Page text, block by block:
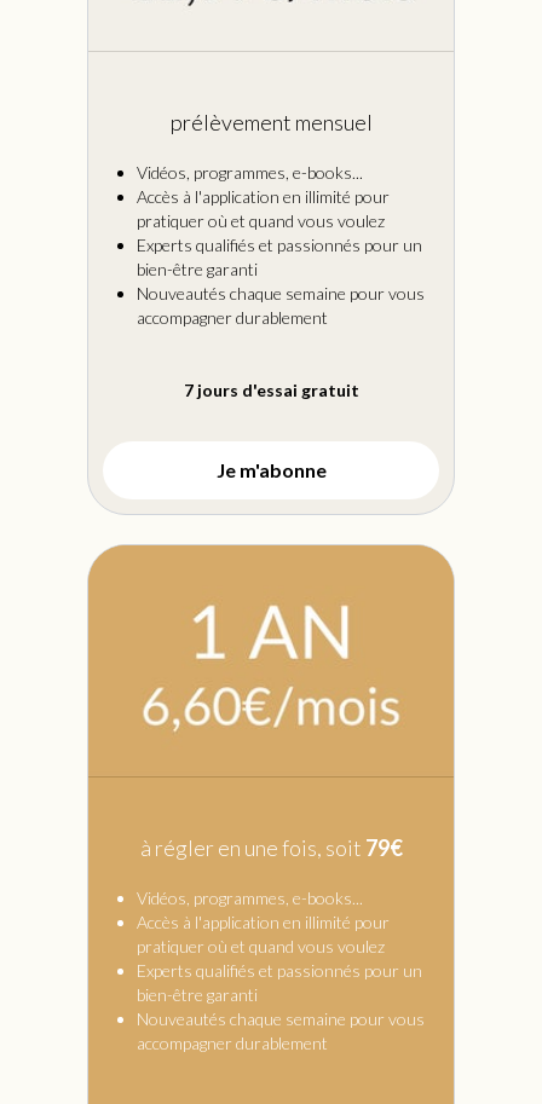
prélèvement mensuel
Vidéos, programmes, e-books...
Accès à l'application en illimité pour
pratiquer où et quand vous voulez
Experts qualifiés et passionnés pour un
bien-être garanti
Nouveautés chaque semaine pour vous
accompagner durablement
7 jours d'essai gratuit
Je m'abonne
à régler en une fois, soit 79€
Vidéos, programmes, e-books...
Accès à l'application en illimité pour
pratiquer où et quand vous voulez
Experts qualifiés et passionnés pour un
bien-être garanti
Nouveautés chaque semaine pour vous
accompagner durablement